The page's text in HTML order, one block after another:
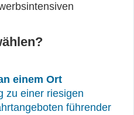
einem Ort
zu einer riesigen
führender